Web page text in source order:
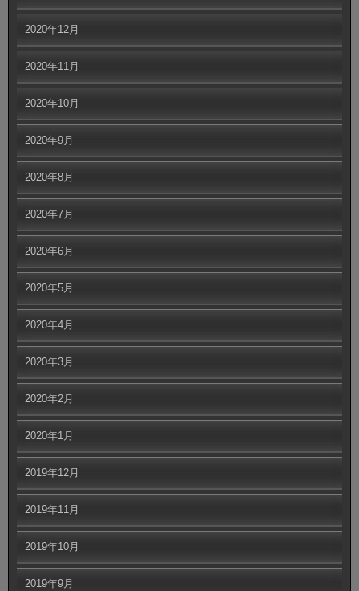
2020年12月
2020年11月
2020年10月
2020年9月
2020年8月
2020年7月
2020年6月
2020年5月
2020年4月
2020年3月
2020年2月
2020年1月
2019年12月
2019年11月
2019年10月
2019年9月